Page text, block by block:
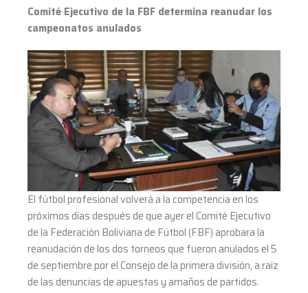
Comité Ejecutivo de la FBF determina reanudar los
campeonatos anulados
El fútbol profesional volverá a la competencia en los
próximos días después de que ayer el Comité Ejecutivo
de la Federación Boliviana de Fútbol (FBF) aprobara la
reanudación de los dos torneos que fueron anulados el 5
de septiembre por el Consejo de la primera división, a raíz
de las denuncias de apuestas y amaños de partidos.